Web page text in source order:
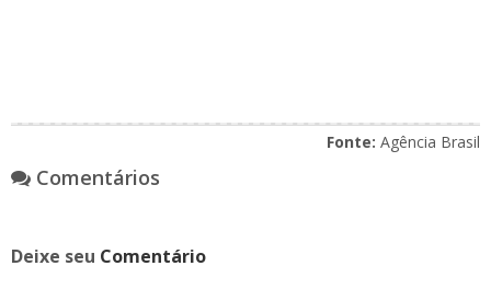
Fonte: Agência Brasil
Comentários
Deixe seu Comentário